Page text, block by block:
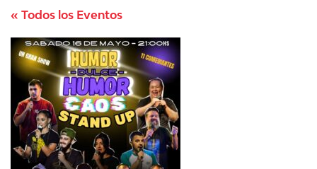
« Todos los Eventos